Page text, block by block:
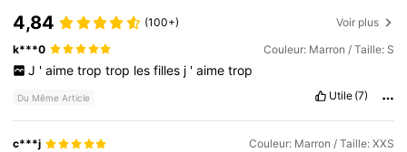
4,70 33K Suiveurs
4,84 (100+) Voir plus
k***0 Couleur: Marron / Taille: S
J ' aime trop trop les filles j ' aime trop
Du Même Article Utile (7)
c***j Couleur: Marron / Taille: XXS